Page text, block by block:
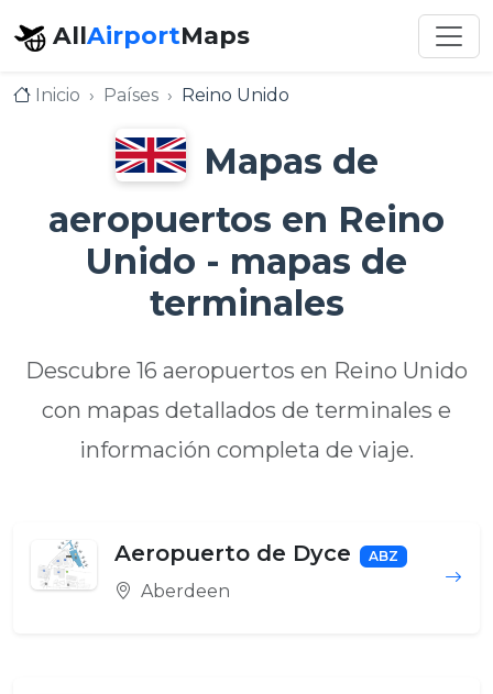
AllAirportMaps
Inicio Países Reino Unido
Mapas de
aeropuertos en Reino
Unido - mapas de
terminales
Descubre 16 aeropuertos en Reino Unido
con mapas detallados de terminales e
información completa de viaje.
Aeropuerto de Dyce ABZ
Aberdeen